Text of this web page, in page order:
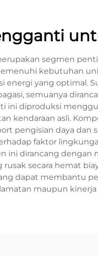
segmen
kebutuhan
yang optimal.
semuanya
ini diproduksi
kendaraan asli.
pengisian daya dan
faktor
ini dirancang
secara hemat
dapat membantu
maupun kinerja